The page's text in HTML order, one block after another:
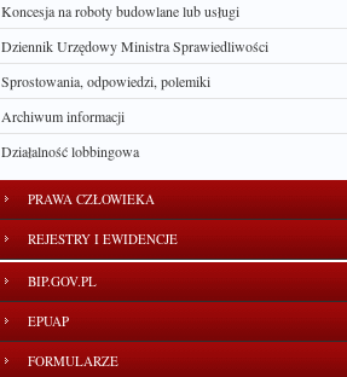
Koncesja na roboty budowlane lub usługi
Dziennik Urzędowy Ministra Sprawiedliwości
Sprostowania, odpowiedzi, polemiki
Archiwum informacji
Działalność lobbingowa
PRAWA CZŁOWIEKA
REJESTRY I EWIDENCJE
BIP.GOV.PL
EPUAP
FORMULARZE